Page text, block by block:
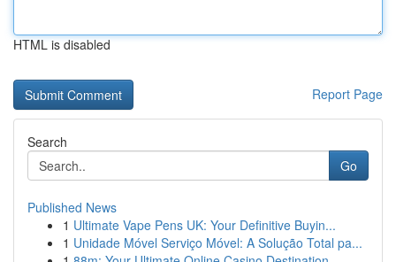
HTML is disabled
Report Page
Search
Go
Published News
1 Ultimate Vape Pens UK: Your Definitive Buyin...
1 Unidade Móvel Serviço Móvel: A Solução Total pa...